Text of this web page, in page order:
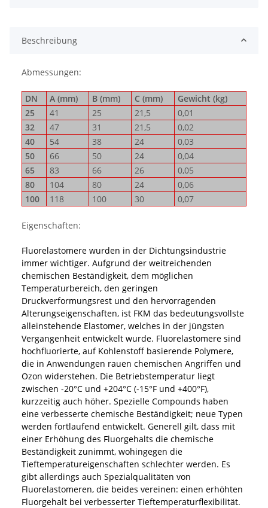
Beschreibung
Abmessungen:
DN A (mm) B (mm) C (mm)
Gewicht (kg)
25
41 25 21,5
0,01
32
47 31 21,5
0,02
40
54 38 24
0,03
50
66 50 24
0,04
65
83 66 26
0,05
80
104 80 24
0,06
100
118 100 30 0,07
Eigenschaften:
Fluorelastomere wurden in der Dichtungsindustrie
immer wichtiger. Aufgrund der weitreichenden
chemischen Beständigkeit, dem möglichen
Temperaturbereich, den geringen
Druckverformungsrest und den hervorragenden
Alterungseigenschaften, ist FKM das bedeutungsvollste
alleinstehende Elastomer, welches in der jüngsten
Vergangenheit entwickelt wurde. Fluorelastomere sind
hochfluorierte, auf Kohlenstoff basierende Polymere,
die in Anwendungen rauen chemischen Angriffen und
Ozon widerstehen. Die Betriebstemperatur liegt
zwischen -20°C und +204°C (-15°F und +400°F),
kurzzeitig auch höher. Spezielle Compounds haben
eine verbesserte chemische Beständigkeit; neue Typen
werden fortlaufend entwickelt. Generell gilt, dass mit
einer Erhöhung des Fluorgehalts die chemische
Beständigkeit zunimmt, wohingegen die
Tieftemperatureigenschaften schlechter werden. Es
gibt allerdings auch Spezialqualitäten von
Fluorelastomeren, die beides vereinen: einen erhöhten
Fluorgehalt bei verbesserter Tieftemperaturflexibilität.